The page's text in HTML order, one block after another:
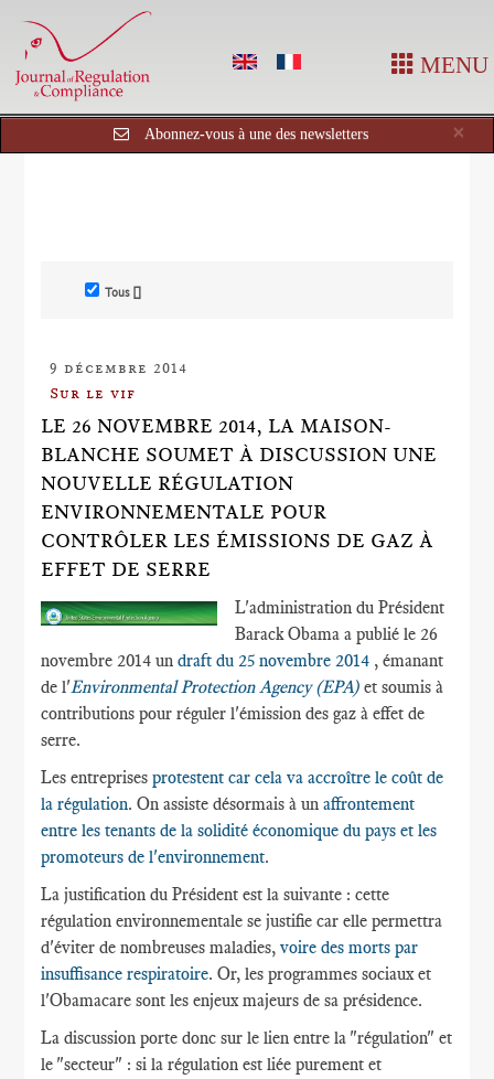
MENU
×
Abonnez-vous à une des newsletters
Tous []
9 décembre 2014
Sur le vif
LE 26 NOVEMBRE 2014, LA MAISON-
BLANCHE SOUMET À DISCUSSION UNE
NOUVELLE RÉGULATION
ENVIRONNEMENTALE POUR
CONTRÔLER LES ÉMISSIONS DE GAZ À
EFFET DE SERRE
L'administration du Président
Barack Obama a publié le 26
novembre 2014 undraft du 25 novembre 2014 , émanant
de l'Environmental Protection Agency (EPA) et soumis à
contributions pour réguler l'émission des gaz à effet de
serre.
Les entreprisesprotestent car cela va accroître le coût de
la régulation. On assiste désormais à un affrontement
entre les tenants de la solidité économique du pays et les
promoteurs de l'environnement.
La justification du Président est la suivante : cette
régulation environnementale se justifie car elle permettra
d'éviter de nombreuses maladies,voire des morts par
insuffisance respiratoire. Or, les programmes sociaux et
l'Obamacare sont les enjeux majeurs de sa présidence.
La discussion porte donc sur le lien entre la "régulation" et
le "secteur" : si la régulation est liée purement et